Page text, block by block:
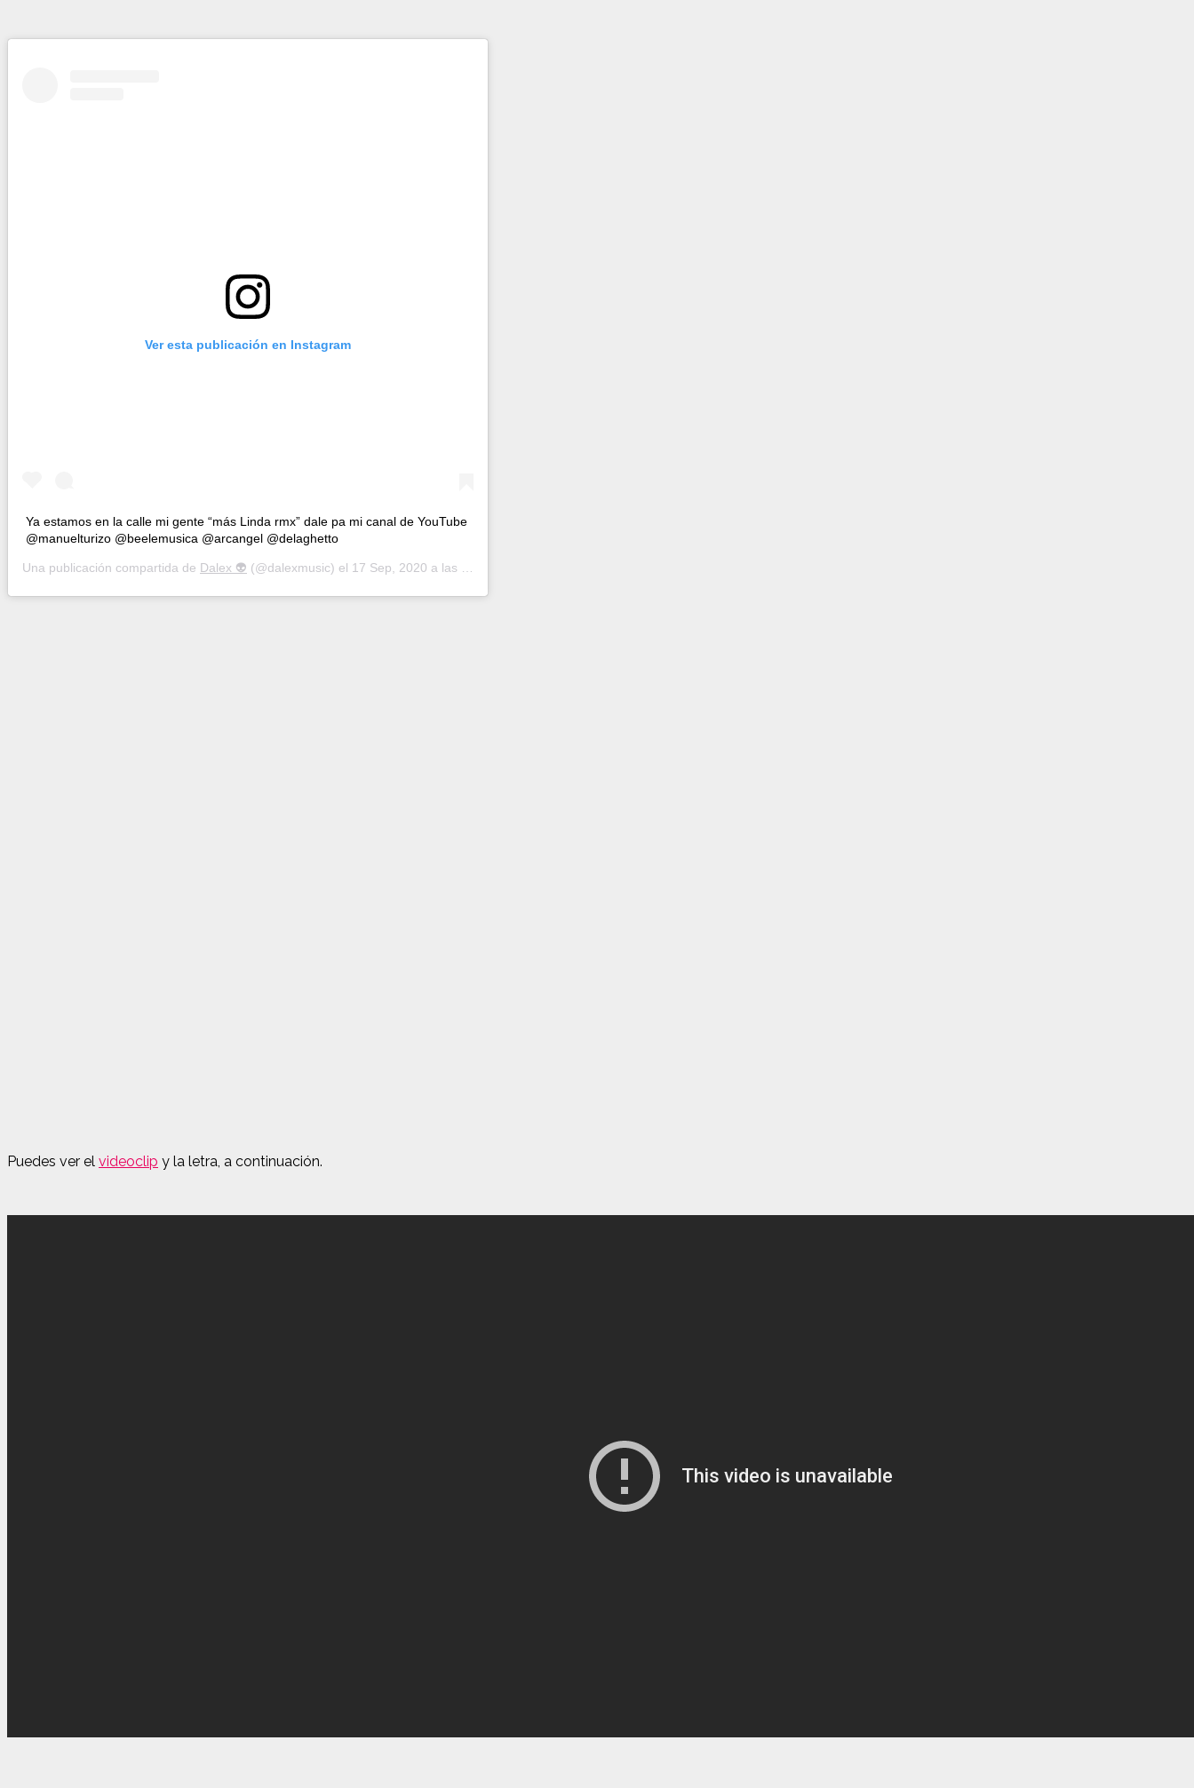
Ver esta publicación en Instagram
Ya estamos en la calle mi gente “más Linda rmx” dale pa mi canal de YouTube
@manuelturizo @beelemusica @arcangel @delaghetto
Una publicación compartida de Dalex 👽 (@dalexmusic) el 17 Sep, 2020 a las 9:21 PDT
Puedes ver el videoclip y la letra, a continuación.